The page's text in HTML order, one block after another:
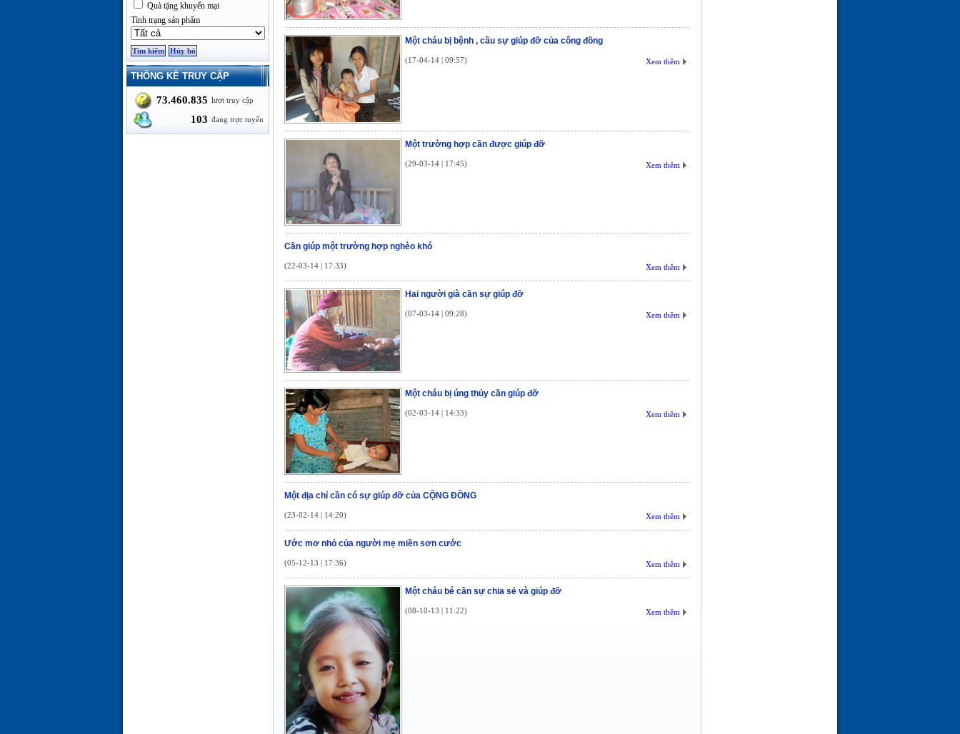
Quà tặng khuyến mại
Tình trạng sản phẩm
THỐNG KÊ TRUY CẬP
73.460.835 lượt truy cập
103 đang trực tuyến
Một cháu bị bệnh , cầu sự giúp đỡ của công đồng
(17-04-14 | 09:57) Xem thêm
Một trường hợp cần được giúp đỡ
(29-03-14 | 17:45) Xem thêm
Cần giúp một trường hợp nghèo khó
(22-03-14 | 17:33) Xem thêm
Hai người già cần sự giúp đỡ
(07-03-14 | 09:28) Xem thêm
Một cháu bị úng thủy cần giúp đỡ
(02-03-14 | 14:33) Xem thêm
Một địa chỉ cần có sự giúp đỡ của CỘNG ĐỒNG
(23-02-14 | 14:20) Xem thêm
Ước mơ nhỏ của người mẹ miền sơn cước
(05-12-13 | 17:36) Xem thêm
Một cháu bé cần sự chia sẻ và giúp đỡ
(08-10-13 | 11:22) Xem thêm